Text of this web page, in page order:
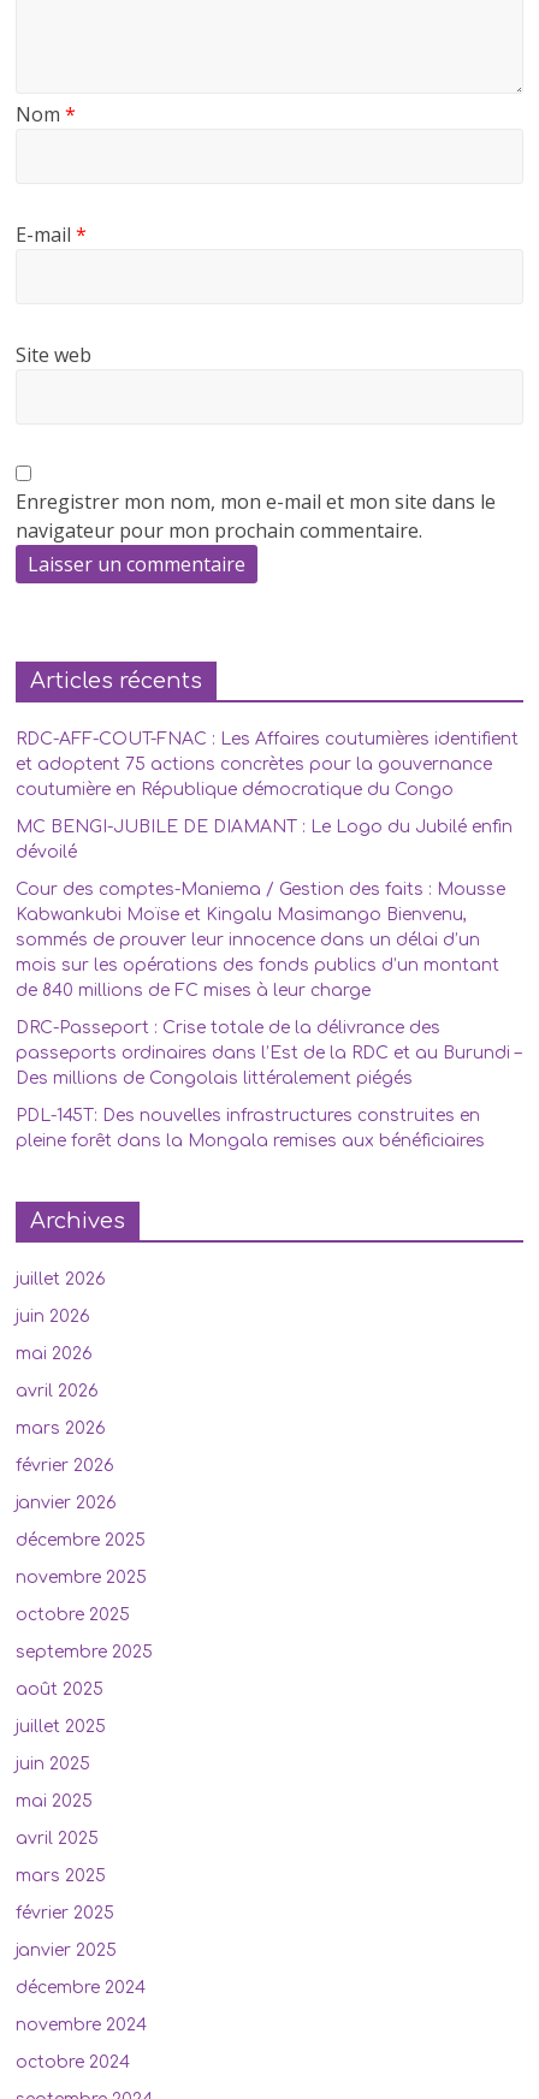
Nom*
E-mail*
Site web
Enregistrer mon nom, mon e-mail et mon site dans le
navigateur pour mon prochain commentaire.
Articles récents
RDC-AFF-COUT-FNAC : Les Affaires coutumières identifient
et adoptent 75 actions concrètes pour la gouvernance
coutumière en République démocratique du Congo
MC BENGI-JUBILE DE DIAMANT : Le Logo du Jubilé enfin
dévoilé
Cour des comptes-Maniema / Gestion des faits : Mousse
Kabwankubi Moïse et Kingalu Masimango Bienvenu,
sommés de prouver leur innocence dans un délai d’un
mois sur les opérations des fonds publics d’un montant
de 840 millions de FC mises à leur charge
DRC-Passeport : Crise totale de la délivrance des
passeports ordinaires dans l’Est de la RDC et au Burundi –
Des millions de Congolais littéralement piégés
PDL-145T: Des nouvelles infrastructures construites en
pleine forêt dans la Mongala remises aux bénéficiaires
Archives
juillet 2026
juin 2026
mai 2026
avril 2026
mars 2026
février 2026
janvier 2026
décembre 2025
novembre 2025
octobre 2025
septembre 2025
août 2025
juillet 2025
juin 2025
mai 2025
avril 2025
mars 2025
février 2025
janvier 2025
décembre 2024
novembre 2024
octobre 2024